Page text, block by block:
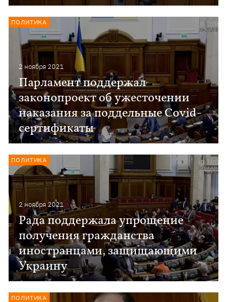
2 ноября 2021
Парламент поддержал
законопроект об ужесточении
наказания за поддельные Covid-
сертификаты
ПОЛИТИКА
2 ноября 2021
Рада поддержала упрощение
получения гражданства
иностранцами, защищающими
Украину
ПОЛИТИКА
ПОЛИТИКА